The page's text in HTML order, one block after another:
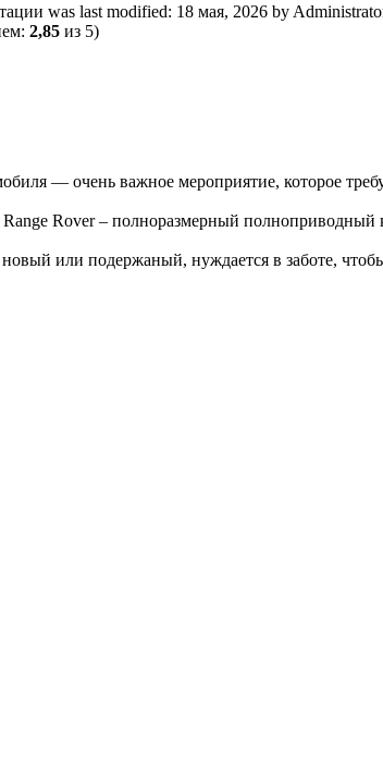
was last modified: 18 мая, 2026 by
2,85 из 5)
— очень важное мероприятие, которое
Rover – полноразмерный полноприводный
или подержаный, нуждается в заботе,